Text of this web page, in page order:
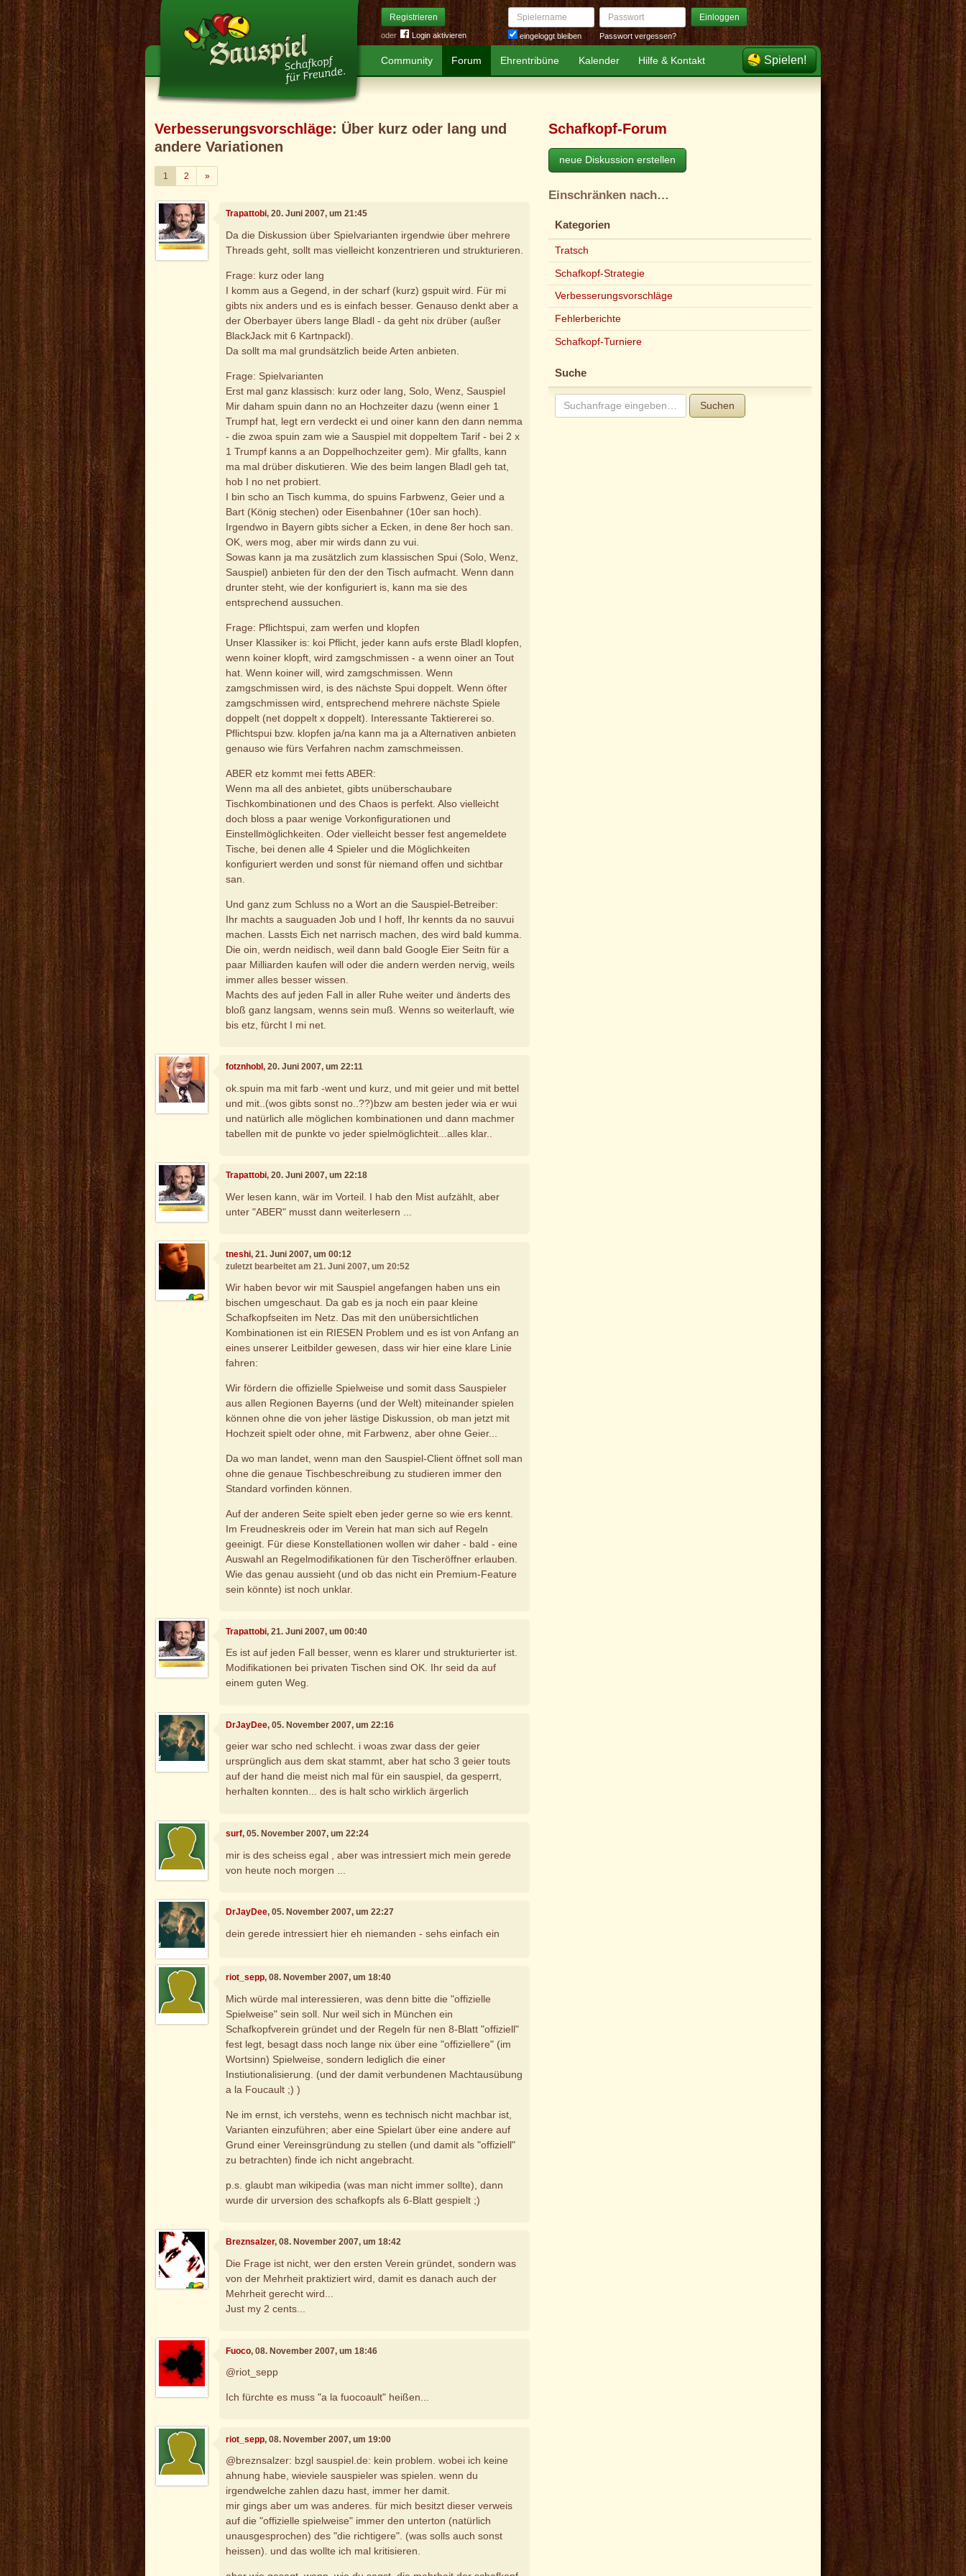
Registrieren
oder Login aktivieren
Spielername
eingeloggt bleiben
Passwort Einloggen
Passwort vergessen?
Community Forum Ehrentribüne Kalender Hilfe & Kontakt Spielen!
Verbesserungsvorschläge: Über kurz oder lang und
andere Variationen
1 2 »Weiter
Trapattobi, 20. Juni 2007, um 21:45
Da die Diskussion über Spielvarianten irgendwie über mehrere
Threads geht, sollt mas vielleicht konzentrieren und strukturieren.
Frage: kurz oder lang
I komm aus a Gegend, in der scharf (kurz) gspuit wird. Für mi
gibts nix anders und es is einfach besser. Genauso denkt aber a
der Oberbayer übers lange Bladl - da geht nix drüber (außer
BlackJack mit 6 Kartnpackl).
Da sollt ma mal grundsätzlich beide Arten anbieten.
Frage: Spielvarianten
Erst mal ganz klassisch: kurz oder lang, Solo, Wenz, Sauspiel
Mir daham spuin dann no an Hochzeiter dazu (wenn einer 1
Trumpf hat, legt ern verdeckt ei und oiner kann den dann nemma
- die zwoa spuin zam wie a Sauspiel mit doppeltem Tarif - bei 2 x
1 Trumpf kanns a an Doppelhochzeiter gem). Mir gfallts, kann
ma mal drüber diskutieren. Wie des beim langen Bladl geh tat,
hob I no net probiert.
I bin scho an Tisch kumma, do spuins Farbwenz, Geier und a
Bart (König stechen) oder Eisenbahner (10er san hoch).
Irgendwo in Bayern gibts sicher a Ecken, in dene 8er hoch san.
OK, wers mog, aber mir wirds dann zu vui.
Sowas kann ja ma zusätzlich zum klassischen Spui (Solo, Wenz,
Sauspiel) anbieten für den der den Tisch aufmacht. Wenn dann
drunter steht, wie der konfiguriert is, kann ma sie des
entsprechend aussuchen.
Frage: Pflichtspui, zam werfen und klopfen
Unser Klassiker is: koi Pflicht, jeder kann aufs erste Bladl klopfen,
wenn koiner klopft, wird zamgschmissen - a wenn oiner an Tout
hat. Wenn koiner will, wird zamgschmissen. Wenn
zamgschmissen wird, is des nächste Spui doppelt. Wenn öfter
zamgschmissen wird, entsprechend mehrere nächste Spiele
doppelt (net doppelt x doppelt). Interessante Taktiererei so.
Pflichtspui bzw. klopfen ja/na kann ma ja a Alternativen anbieten
genauso wie fürs Verfahren nachm zamschmeissen.
ABER etz kommt mei fetts ABER:
Wenn ma all des anbietet, gibts unüberschaubare
Tischkombinationen und des Chaos is perfekt. Also vielleicht
doch bloss a paar wenige Vorkonfigurationen und
Einstellmöglichkeiten. Oder vielleicht besser fest angemeldete
Tische, bei denen alle 4 Spieler und die Möglichkeiten
konfiguriert werden und sonst für niemand offen und sichtbar
san.
Und ganz zum Schluss no a Wort an die Sauspiel-Betreiber:
Ihr machts a sauguaden Job und I hoff, Ihr kennts da no sauvui
machen. Lassts Eich net narrisch machen, des wird bald kumma.
Die oin, werdn neidisch, weil dann bald Google Eier Seitn für a
paar Milliarden kaufen will oder die andern werden nervig, weils
immer alles besser wissen.
Machts des auf jeden Fall in aller Ruhe weiter und änderts des
bloß ganz langsam, wenns sein muß. Wenns so weiterlauft, wie
bis etz, fürcht I mi net.
fotznhobl, 20. Juni 2007, um 22:11
ok.spuin ma mit farb -went und kurz, und mit geier und mit bettel
und mit..(wos gibts sonst no..??)bzw am besten jeder wia er wui
und natürlich alle möglichen kombinationen und dann machmer
tabellen mit de punkte vo jeder spielmöglichteit...alles klar..
Trapattobi, 20. Juni 2007, um 22:18
Wer lesen kann, wär im Vorteil. I hab den Mist aufzählt, aber
unter "ABER" musst dann weiterlesern ...
tneshi, 21. Juni 2007, um 00:12
zuletzt bearbeitet am 21. Juni 2007, um 20:52
Wir haben bevor wir mit Sauspiel angefangen haben uns ein
bischen umgeschaut. Da gab es ja noch ein paar kleine
Schafkopfseiten im Netz. Das mit den unübersichtlichen
Kombinationen ist ein RIESEN Problem und es ist von Anfang an
eines unserer Leitbilder gewesen, dass wir hier eine klare Linie
fahren:
Wir fördern die offizielle Spielweise und somit dass Sauspieler
aus allen Regionen Bayerns (und der Welt) miteinander spielen
können ohne die von jeher lästige Diskussion, ob man jetzt mit
Hochzeit spielt oder ohne, mit Farbwenz, aber ohne Geier...
Da wo man landet, wenn man den Sauspiel-Client öffnet soll man
ohne die genaue Tischbeschreibung zu studieren immer den
Standard vorfinden können.
Auf der anderen Seite spielt eben jeder gerne so wie ers kennt.
Im Freudneskreis oder im Verein hat man sich auf Regeln
geeinigt. Für diese Konstellationen wollen wir daher - bald - eine
Auswahl an Regelmodifikationen für den Tischeröffner erlauben.
Wie das genau aussieht (und ob das nicht ein Premium-Feature
sein könnte) ist noch unklar.
Trapattobi, 21. Juni 2007, um 00:40
Es ist auf jeden Fall besser, wenn es klarer und strukturierter ist.
Modifikationen bei privaten Tischen sind OK. Ihr seid da auf
einem guten Weg.
DrJayDee, 05. November 2007, um 22:16
geier war scho ned schlecht. i woas zwar dass der geier
ursprünglich aus dem skat stammt, aber hat scho 3 geier touts
auf der hand die meist nich mal für ein sauspiel, da gesperrt,
herhalten konnten... des is halt scho wirklich ärgerlich
surf, 05. November 2007, um 22:24
mir is des scheiss egal , aber was intressiert mich mein gerede
von heute noch morgen ...
DrJayDee, 05. November 2007, um 22:27
dein gerede intressiert hier eh niemanden - sehs einfach ein
riot_sepp, 08. November 2007, um 18:40
Mich würde mal interessieren, was denn bitte die "offizielle
Spielweise" sein soll. Nur weil sich in München ein
Schafkopfverein gründet und der Regeln für nen 8-Blatt "offiziell"
fest legt, besagt dass noch lange nix über eine "offiziellere" (im
Wortsinn) Spielweise, sondern lediglich die einer
Instiutionalisierung. (und der damit verbundenen Machtausübung
a la Foucault ;) )
Ne im ernst, ich verstehs, wenn es technisch nicht machbar ist,
Varianten einzuführen; aber eine Spielart über eine andere auf
Grund einer Vereinsgründung zu stellen (und damit als "offiziell"
zu betrachten) finde ich nicht angebracht.
p.s. glaubt man wikipedia (was man nicht immer sollte), dann
wurde dir urversion des schafkopfs als 6-Blatt gespielt ;)
Breznsalzer, 08. November 2007, um 18:42
Die Frage ist nicht, wer den ersten Verein gründet, sondern was
von der Mehrheit praktiziert wird, damit es danach auch der
Mehrheit gerecht wird...
Just my 2 cents...
Fuoco, 08. November 2007, um 18:46
@riot_sepp
Ich fürchte es muss "a la fuocoault" heißen...
riot_sepp, 08. November 2007, um 19:00
@breznsalzer: bzgl sauspiel.de: kein problem. wobei ich keine
ahnung habe, wieviele sauspieler was spielen. wenn du
irgendwelche zahlen dazu hast, immer her damit.
mir gings aber um was anderes. für mich besitzt dieser verweis
auf die "offizielle spielweise" immer den unterton (natürlich
unausgesprochen) des "die richtigere". (was solls auch sonst
heissen). und das wollte ich mal kritisieren.
Schafkopf-Forum
neue Diskussion erstellen
Einschränken nach…
Kategorien
Tratsch
Schafkopf-Strategie
Verbesserungsvorschläge
Fehlerberichte
Schafkopf-Turniere
Suche
Suchen